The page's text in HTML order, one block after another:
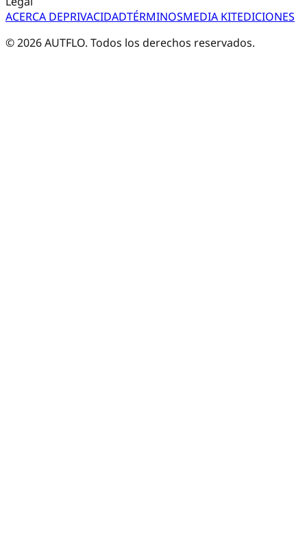
ACERCA DEPRIVACIDADTÉRMINOSMEDIA KITEDICIONES
©2026AUTFLO. Todos los derechos reservados.